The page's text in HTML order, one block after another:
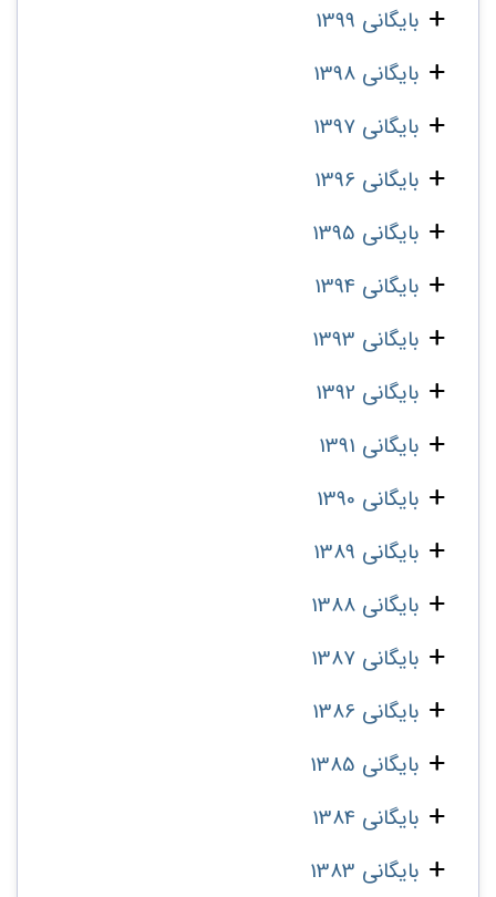
بایگانی 1399
بایگانی 1398
بایگانی 1397
بایگانی 1396
بایگانی 1395
بایگانی 1394
بایگانی 1393
بایگانی 1392
بایگانی 1391
بایگانی 1390
بایگانی 1389
بایگانی 1388
بایگانی 1387
بایگانی 1386
بایگانی 1385
بایگانی 1384
بایگانی 1383